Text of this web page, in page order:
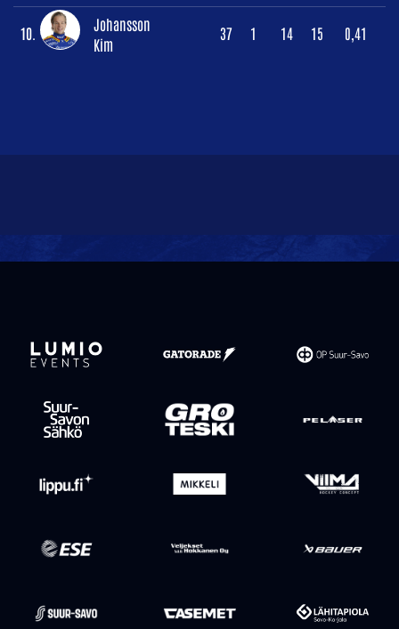
10.
Johansson
Kim
37 1 14 15 0,41